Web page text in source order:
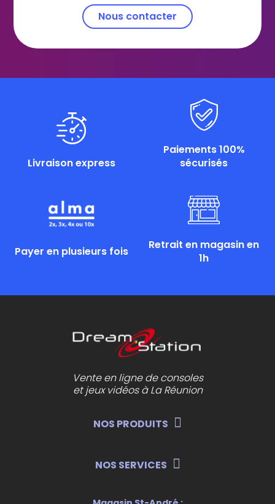
Nous contacter
Livraison express
Paiements 100%
sécurisés
Payer en plusieurs fois
Retrait en magasin en
1h
Vente en ligne de consoles
et jeux vidéos à La Réunion
NOS PRODUITS
NOS SERVICES